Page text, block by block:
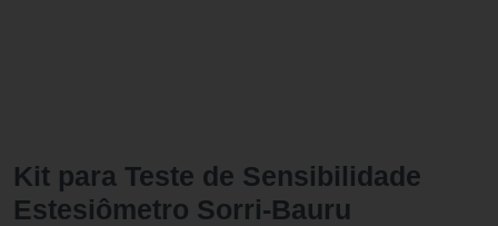
Kit para Teste de Sensibilidade
Estesiômetro Sorri-Bauru